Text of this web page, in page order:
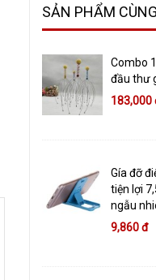
SẢN PHẨM
Combo
đầu thư
183,000
Gía đỡ
tiện lợi
ngẫu
9,860 đ